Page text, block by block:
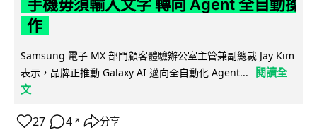
手機毋須輸入文字 轉向 Agent 全自動操
作
Samsung 電子 MX 部門顧客體驗辦公室主管兼副總裁 Jay Kim
表示，品牌正推動 Galaxy AI 邁向全自動化 Agent...
閱讀全
文
27 4 ↗ 分享